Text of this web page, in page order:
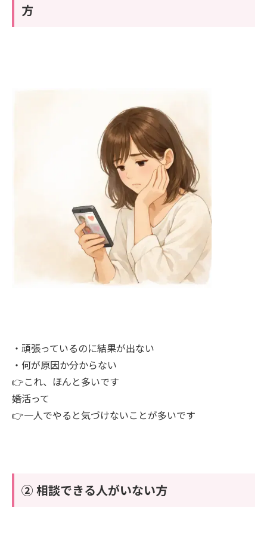
方
・頑張っているのに結果が出ない
・何が原因か分からない
👉これ、ほんと多いです
婚活って
👉一人でやると気づけないことが多いです
② 相談できる人がいない方